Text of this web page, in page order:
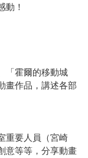
動！
「霍爾的移動城
畫作品，講述各部
重要人員（宮崎
意等等，分享動畫